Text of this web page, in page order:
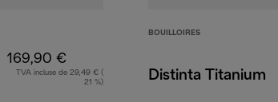
169,90 €
TVA incluse de 29,49 € (
21 %)
BOUILLOIRES
Distinta Titanium